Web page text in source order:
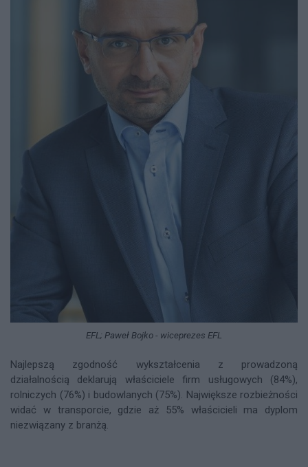
EFL; Paweł Bojko - wiceprezes EFL
Najlepszą zgodność wykształcenia z prowadzoną
działalnością deklarują właściciele firm usługowych (84%),
rolniczych (76%) i budowlanych (75%). Największe rozbieżności
widać w transporcie, gdzie aż 55% właścicieli ma dyplom
niezwiązany z branżą.